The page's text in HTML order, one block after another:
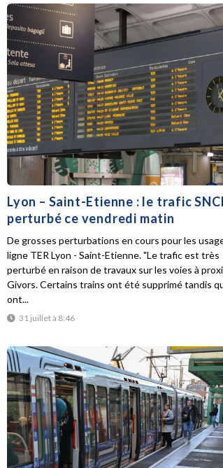
Lyon – Saint-Etienne : le trafic
perturbé ce vendredi matin
31 juillet à 8:46
De grosses perturbations en cours pour les
ligne TER Lyon - Saint-Etienne. "Le trafic est très
perturbé en raison de travaux sur les voies à
Givors. Certains trains ont été supprimé tandis
ont...